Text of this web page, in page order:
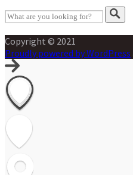
Copyright © 2021
Proudly powered by WordPress